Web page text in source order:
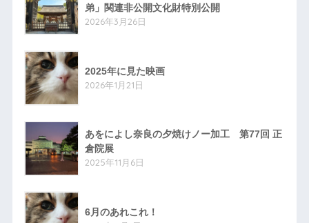
弟」関連非公開文化財特別公開
2026年3月26日
2025年に見た映画
2026年1月21日
あをによし奈良の夕焼けノー加工 第77回 正
倉院展
2025年11月6日
6月のあれこれ！